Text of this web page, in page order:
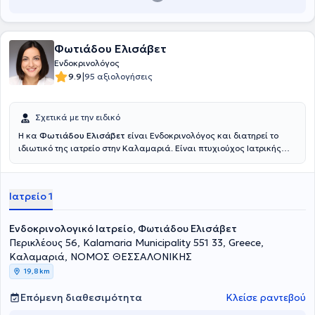
Φωτιάδου Ελισάβετ
Ενδοκρινολόγος
9.9|95 αξιολογήσεις
Σχετικά με την ειδικό
H κα Φωτιάδου Ελισάβετ είναι Ενδοκρινολόγος και διατηρεί το
ιδιωτικό της ιατρείο στην Καλαμαριά. Είναι πτυχιούχος Ιατρικής
έχει ολοκληρώσει Μεταπτυχιακές Σπουδές στο Πανεπιστήμιο
Ενδοκρινολογική Κλινική του Ruhr-Universität Bochum ενώ
ακολούθως διετέλεσε Ενδοκρινολόγος-Διαβητολόγος στο
Ενδοκρινολογικό κέντρο Medicover Charlottenburg-Berlin. Στο
ιδιωτικό της ιατρείο αναλαμβάνει πλήθος περιστατικών έχοντας
στο επίκεντρο την καλύτερη δυνατή εξυπηρέτηση των
εξατομικευμένων αναγκών κάθε ασθενή που αναλαμβάνει.
Ιατρείο 1
Ενδοκρινολογικό Ιατρείο, Φωτιάδου Ελισάβετ
Περικλέους 56, Kalamaria Municipality 551 33, Greece,
Καλαμαριά, ΝΟΜΟΣ ΘΕΣΣΑΛΟΝΙΚΗΣ
19,8 km
Επόμενη διαθεσιμότητα Κλείσε ραντεβού